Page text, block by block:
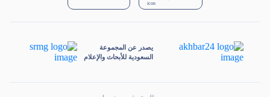
يصدر عن المجموعة
السعودية للأبحاث والإعلام